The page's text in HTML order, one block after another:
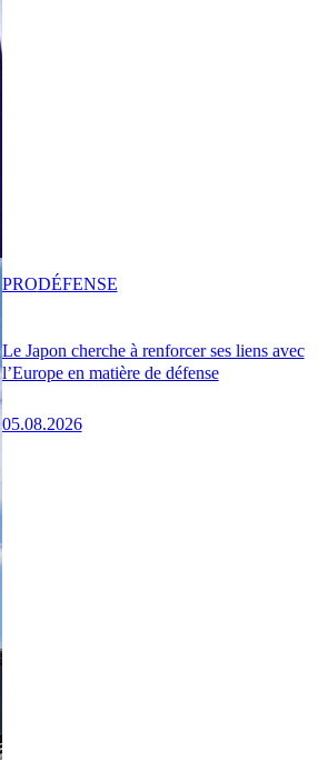
Le Japon cherche à renforcer ses liens avec
l’Europe en matière de défense
05.08.2026
PRODÉFENSE